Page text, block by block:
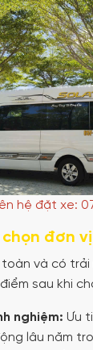
hệ đặt xe:
chọn đơn
và có
sau khi
nghiệm: Ưu
lâu năm